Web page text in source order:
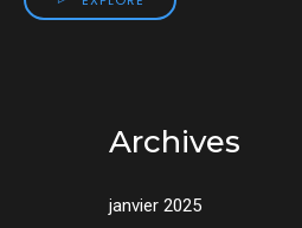
Archives
janvier 2025